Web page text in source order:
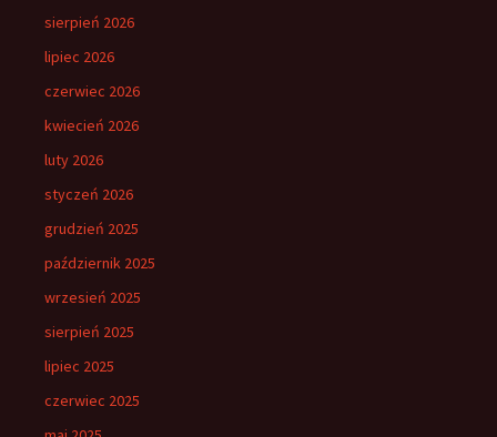
sierpień 2026
lipiec 2026
czerwiec 2026
kwiecień 2026
luty 2026
styczeń 2026
grudzień 2025
październik 2025
wrzesień 2025
sierpień 2025
lipiec 2025
czerwiec 2025